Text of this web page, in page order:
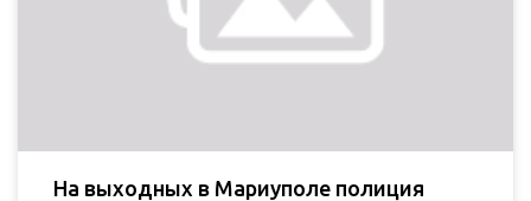
На выходных в Мариуполе полиция